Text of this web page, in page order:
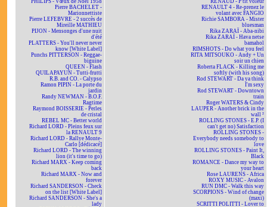
PHILIPS - Vœux de Noël 1958
Pierre BACHELET -
Marionnettiste
Pierre LEFEBVRE - 2 succès de
Mireille MATHIEU
PIJON - Mensonges d'une nuit
d'été
PLATTERS - You'll never never
know [White Label]
Punchs PITTERSON - Reggae-
biguine
QUEEN - Flash
QUILAPAYUN - Tutti-frutti
R.B. and CO. - Calypso
Ramon PIPIN - La porte du
jardin
Randy NEWMAN - B.O.F.
Ragtime
Raymond BOISSERIE - Perles
de cristal
REBEL MC - Better world
Richard LORD - Pleins feux sur
la RENAULT 9
Richard LORD - Rallye Monte-
Carlo [dédicacé]
Richard LORD - The winning
lion (it's time to go)
Richard MARX - Keep coming
back
Richard MARX - Now and
forever
Richard SANDERSON - Check
on the list [White Label]
Richard SANDERSON - She's a
lady
RENAUD - P'tit voleur
RENAULT 4 - Re-prenez le
volant avec FANGIO
Richie SAMBORA - Mister
bluesman
Rika ZARAÏ - Aba-nibi
Rika ZARAÏ - Hava netse
bamahol
RIMSHOTS - Do what you feel
RITA MITSOUKO - Andy + Un
soir un chien
Roberta FLACK - Killing me
softly (with his song)
Rod STEWART - Da ya think
I'm sexy
Rod STEWART - Downtown
train
Roger WATERS & Cindy
LAUPER - Another brick in the
wall ²
ROLLING STONES - E.P. (I
can't get no) Satisfaction
ROLLING STONES -
Everybody needs somebody to
love
ROLLING STONES - Paint It,
Black
ROMANCE - Dance my way to
your heart
Rose LAURENS - Africa
ROXY MUSIC - Avalon
RUN DMC - Walk this way
SCORPIONS - Wind of change
(maxi)
SCRITTI POLITTI - Lover to